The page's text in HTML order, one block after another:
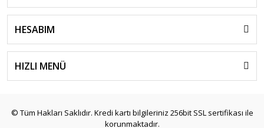
HESABIM
HIZLI MENÜ
© Tüm Hakları Saklıdır. Kredi kartı bilgileriniz 256bit SSL sertifikası ile
korunmaktadır.